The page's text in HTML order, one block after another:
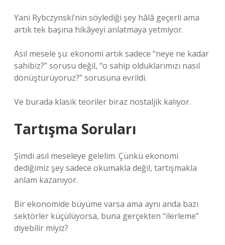
Yani Rybczynski’nin söylediği şey hâlâ geçerli ama
artık tek başına hikâyeyi anlatmaya yetmiyor.
Asıl mesele şu: ekonomi artık sadece “neye ne kadar
sahibiz?” sorusu değil, “o sahip olduklarımızı nasıl
dönüştürüyoruz?” sorusuna evrildi.
Ve burada klasik teoriler biraz nostaljik kalıyor.
Tartışma Soruları
Şimdi asıl meseleye gelelim. Çünkü ekonomi
dediğimiz şey sadece okumakla değil, tartışmakla
anlam kazanıyor.
Bir ekonomide büyüme varsa ama aynı anda bazı
sektörler küçülüyorsa, buna gerçekten “ilerleme”
diyebilir miyiz?